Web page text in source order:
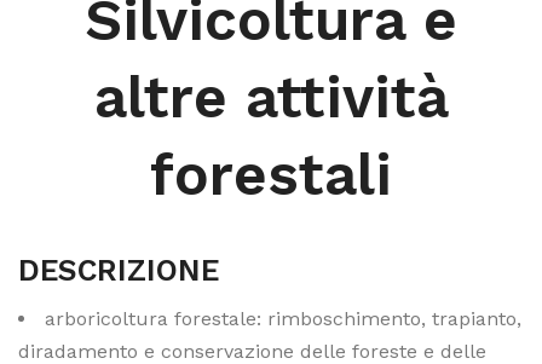
Silvicoltura e
altre attività
forestali
DESCRIZIONE
arboricoltura forestale: rimboschimento, trapianto,
diradamento e conservazione delle foreste e delle